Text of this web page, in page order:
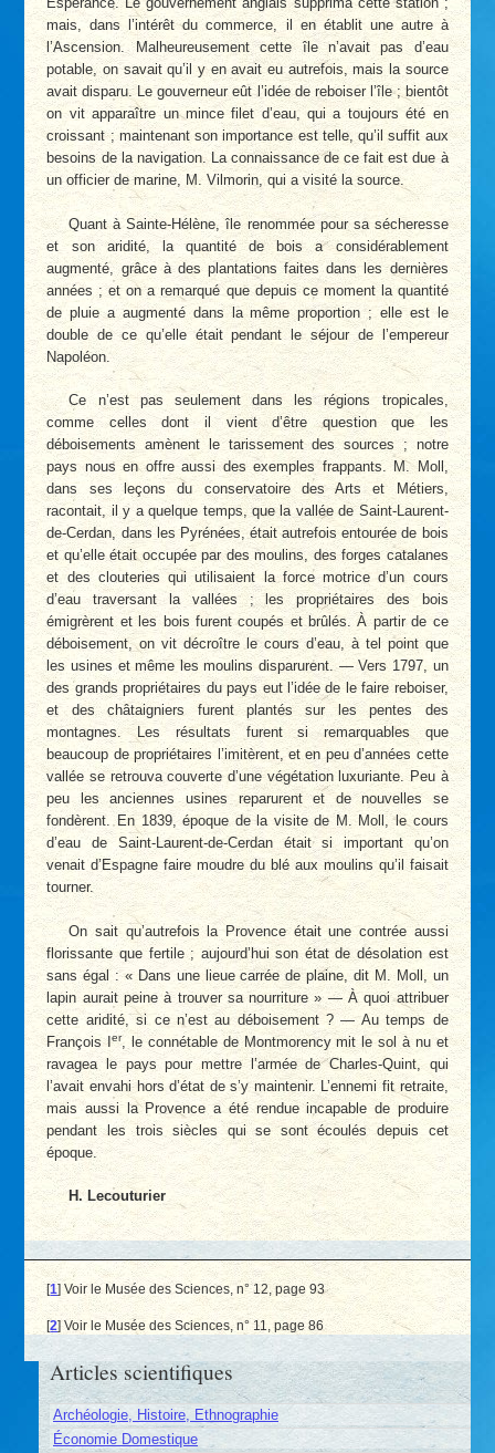
mais, dans l’intérêt du commerce, il en établit une autre à
l’Ascension. Malheureusement cette île n’avait pas d’eau
potable, on savait qu’il y en avait eu autrefois, mais la source
avait disparu. Le gouverneur eût l’idée de reboiser l’île ; bientôt
on vit apparaître un mince filet d’eau, qui a toujours été en
croissant ; maintenant son importance est telle, qu’il suffit aux
besoins de la navigation. La connaissance de ce fait est due à
un officier de marine, M. Vilmorin, qui a visité la source.
Quant à Sainte-Hélène, île renommée pour sa sécheresse
et son aridité, la quantité de bois a considérablement
augmenté, grâce à des plantations faites dans les dernières
années ; et on a remarqué que depuis ce moment la quantité
de pluie a augmenté dans la même proportion ; elle est le
double de ce qu’elle était pendant le séjour de l’empereur
Napoléon.
Ce n’est pas seulement dans les régions tropicales,
comme celles dont il vient d’être question que les
déboisements amènent le tarissement des sources ; notre
pays nous en offre aussi des exemples frappants. M. Moll,
dans ses leçons du conservatoire des Arts et Métiers,
racontait, il y a quelque temps, que la vallée de Saint-Laurent-
de-Cerdan, dans les Pyrénées, était autrefois entourée de bois
et qu’elle était occupée par des moulins, des forges catalanes
et des clouteries qui utilisaient la force motrice d’un cours
d’eau traversant la vallées ; les propriétaires des bois
émigrèrent et les bois furent coupés et brûlés. À partir de ce
déboisement, on vit décroître le cours d’eau, à tel point que
les usines et même les moulins disparurent. — Vers 1797, un
des grands propriétaires du pays eut l’idée de le faire reboiser,
et des châtaigniers furent plantés sur les pentes des
montagnes. Les résultats furent si remarquables que
beaucoup de propriétaires l’imitèrent, et en peu d’années cette
vallée se retrouva couverte d’une végétation luxuriante. Peu à
peu les anciennes usines reparurent et de nouvelles se
fondèrent. En 1839, époque de la visite de M. Moll, le cours
d’eau de Saint-Laurent-de-Cerdan était si important qu’on
venait d’Espagne faire moudre du blé aux moulins qu’il faisait
tourner.
On sait qu’autrefois la Provence était une contrée aussi
florissante que fertile ; aujourd’hui son état de désolation est
sans égal : « Dans une lieue carrée de plaine, dit M. Moll, un
lapin aurait peine à trouver sa nourriture » — À quoi attribuer
cette aridité, si ce n’est au déboisement ? — Au temps de
François Ier, le connétable de Montmorency mit le sol à nu et
ravagea le pays pour mettre l’armée de Charles-Quint, qui
l’avait envahi hors d’état de s’y maintenir. L’ennemi fit retraite,
mais aussi la Provence a été rendue incapable de produire
pendant les trois siècles qui se sont écoulés depuis cet
époque.
H. Lecouturier
[1]Voir le Musée des Sciences, n° 12, page 93
[2]Voir le Musée des Sciences, n° 11, page 86
Articles scientifiques
Archéologie, Histoire, Ethnographie
Économie Domestique